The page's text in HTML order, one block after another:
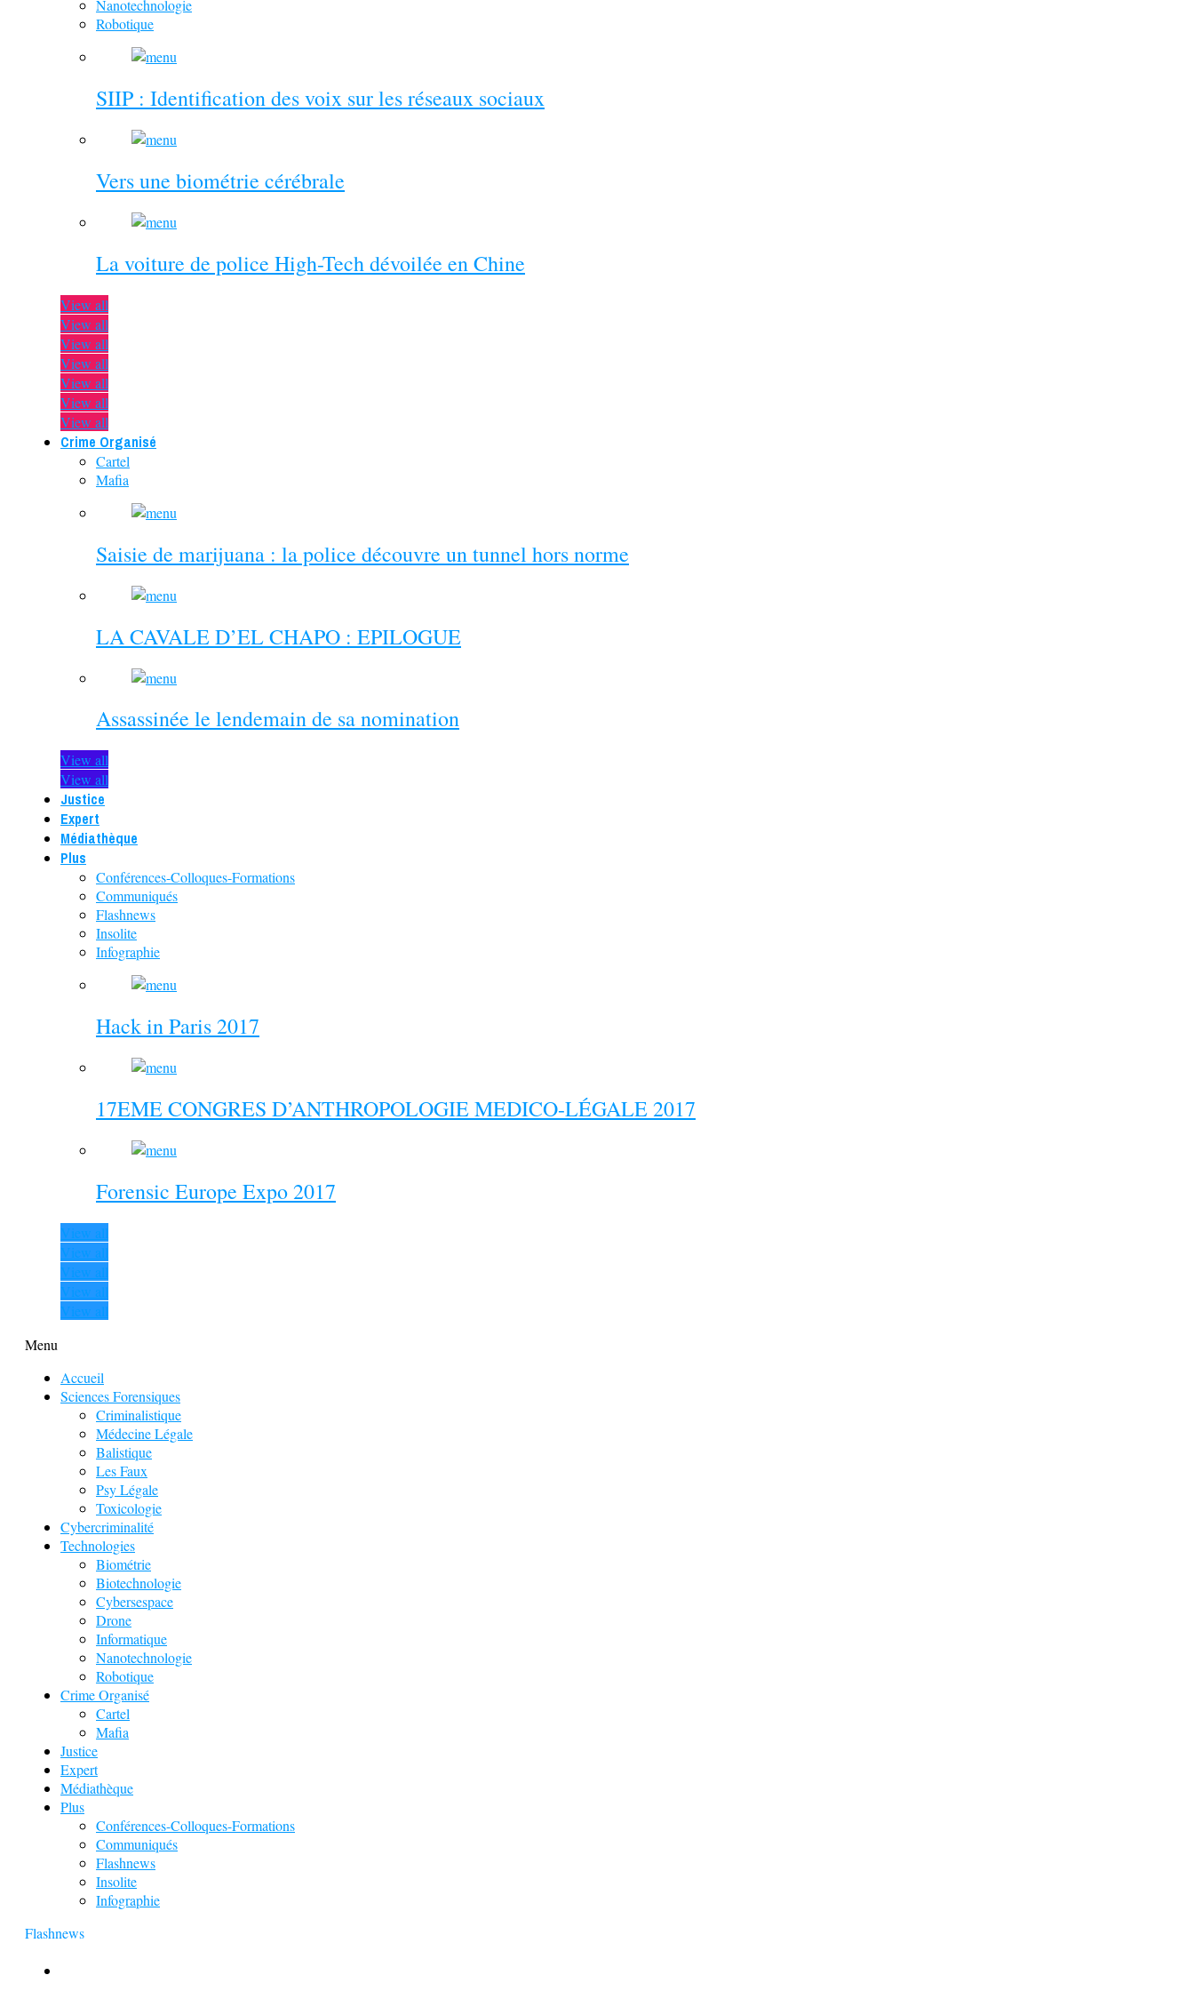
Nanotechnologie
Robotique
SIIP : Identification des voix sur les réseaux sociaux
Vers une biométrie cérébrale
La voiture de police High-Tech dévoilée en Chine
View all
View all
View all
View all
View all
View all
View all
Crime Organisé
Cartel
Mafia
Saisie de marijuana : la police découvre un tunnel hors norme
LA CAVALE D’EL CHAPO : EPILOGUE
Assassinée le lendemain de sa nomination
View all
View all
Justice
Expert
Médiathèque
Plus
Conférences-Colloques-Formations
Communiqués
Flashnews
Insolite
Infographie
Hack in Paris 2017
17EME CONGRES D’ANTHROPOLOGIE MEDICO-LÉGALE 2017
Forensic Europe Expo 2017
View all
View all
View all
View all
View all
Menu
Accueil
Sciences Forensiques
Criminalistique
Médecine Légale
Balistique
Les Faux
Psy Légale
Toxicologie
Cybercriminalité
Technologies
Biométrie
Biotechnologie
Cybersespace
Drone
Informatique
Nanotechnologie
Robotique
Crime Organisé
Cartel
Mafia
Justice
Expert
Médiathèque
Plus
Conférences-Colloques-Formations
Communiqués
Flashnews
Insolite
Infographie
Flashnews